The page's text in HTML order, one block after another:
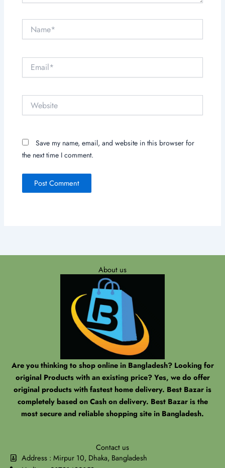
Name*
Email*
Website
Save my name, email, and website in this browser for
the next time I comment.
About us
Are you thinking to shop online in Bangladesh? Looking for
original Products with an existing price? Yes, we do offer
original products with fastest home delivery. Best Bazar is
completely based on Cash on delivery. Best Bazar is the
most secure and reliable shopping site in Bangladesh.
Contact us
Address : Mirpur 10, Dhaka, Bangladesh